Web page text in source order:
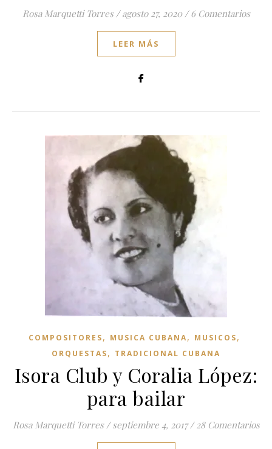
Rosa Marquetti Torres / agosto 27, 2020 / 6 Comentarios
LEER MÁS
COMPOSITORES, MUSICA CUBANA, MUSICOS,
ORQUESTAS, TRADICIONAL CUBANA
Isora Club y Coralia López:
para bailar
Rosa Marquetti Torres / septiembre 4, 2017 / 28 Comentarios